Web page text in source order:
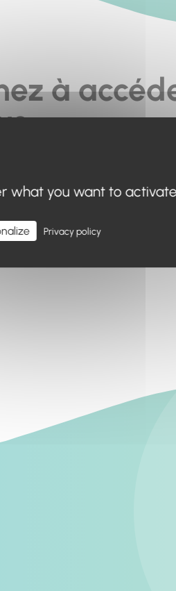
à
le menu pour trouver le
what you want to activate
Privacy policy